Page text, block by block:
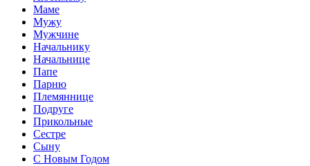
Маме
Мужу
Мужчине
Начальнику
Начальнице
Папе
Парню
Племяннице
Подруге
Прикольные
Сестре
Сыну
С Новым Годом